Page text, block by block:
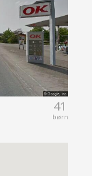
41
børn